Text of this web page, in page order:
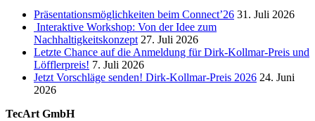
Präsentationsmöglichkeiten beim Connect’26 31. Juli 2026
Interaktive Workshop: Von der Idee zum
Nachhaltigkeitskonzept 27. Juli 2026
Letzte Chance auf die Anmeldung für Dirk-Kollmar-Preis und
Löfflerpreis! 7. Juli 2026
Jetzt Vorschläge senden! Dirk-Kollmar-Preis 2026 24. Juni
2026
TecArt GmbH